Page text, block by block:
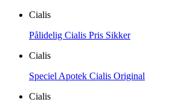
Cialis
Pålidelig Cialis Pris Sikker
Cialis
Speciel Apotek Cialis Original
Cialis